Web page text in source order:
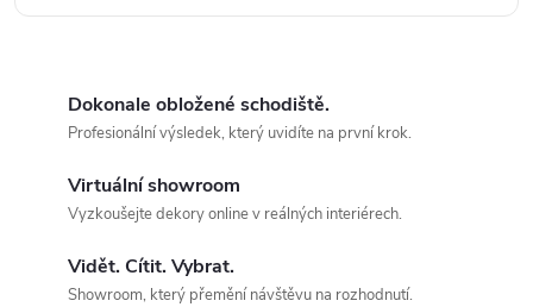
Dokonale obložené schodiště.
Profesionální výsledek, který uvidíte na první krok.
Virtuální showroom
Vyzkoušejte dekory online v reálných interiérech.
Vidět. Cítit. Vybrat.
Showroom, který přemění návštěvu na rozhodnutí.